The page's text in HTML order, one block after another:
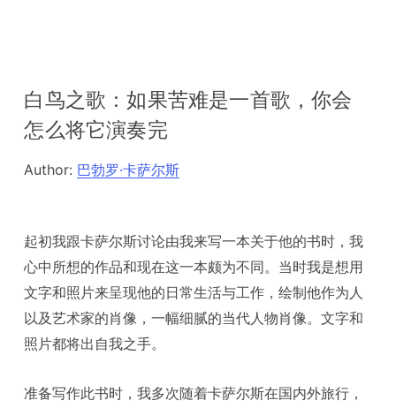
白鸟之歌：如果苦难是一首歌，你会
怎么将它演奏完
Author: 巴勃罗·卡萨尔斯
起初我跟卡萨尔斯讨论由我来写一本关于他的书时，我
心中所想的作品和现在这一本颇为不同。当时我是想用
文字和照片来呈现他的日常生活与工作，绘制他作为人
以及艺术家的肖像，一幅细腻的当代人物肖像。文字和
照片都将出自我之手。
准备写作此书时，我多次随着卡萨尔斯在国内外旅行，